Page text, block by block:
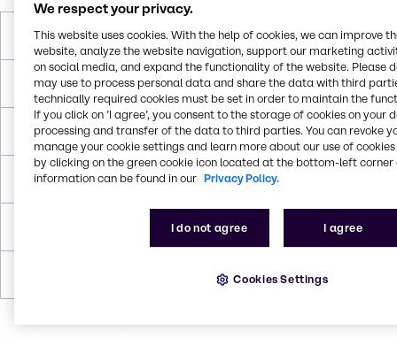
Peso molar 61.084 g/mol
Ponto de fusão 10 °C
Ponto de ebulição 171~175 °C
Ponto de inflamação 85°C
1,018
Líquido (claro), Incolor
We respect your privacy.
This website uses cookies. With the help of cookies, we can improve
website, analyze the website navigation, support our marketing
on social media, and expand the functionality of the website. Please
may use to process personal data and share the data with third
technically required cookies must be set in order to maintain the
If you click on ’I agree’, you consent to the storage of cookies on your
processing and transfer of the data to third parties. You can revoke
manage your cookie settings and learn more about our use of cookies
by clicking on the green cookie icon located at the bottom-left corner
information can be found in our Privacy Policy.
I do not agree I agree
Cookies Settings